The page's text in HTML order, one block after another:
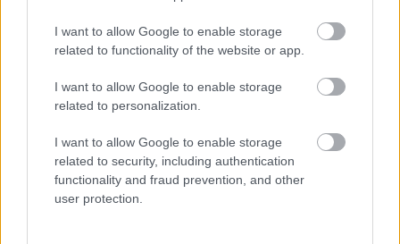
I want to allow Google to enable storage
related to functionality of the website or app.
I want to allow Google to enable storage
related to personalization.
I want to allow Google to enable storage
related to security, including authentication
functionality and fraud prevention, and other
user protection.
igyekeztek ezeket mérsékelni, ma már egyre
az előírásokat. Az Egyesült Államok
már Trump első elnöksége idején is
elkezdődött a WTO szabályainak háttérbe
szorítása.